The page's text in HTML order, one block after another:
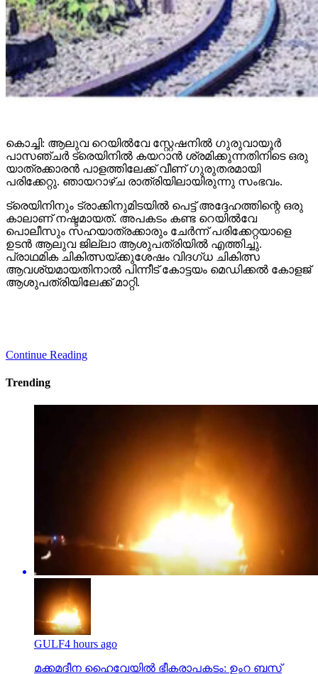
കൊച്ചി: ആലുവ റെയില്‍വേ സ്റ്റേഷനില്‍ ഗുരുവായൂര്‍
പാസഞ്ചര്‍ ട്രെയിനില്‍ കയറാന്‍ ശ്രമിക്കുന്നതിനിടെ ഒരു
യാത്രക്കാരന്‍ പാളത്തിലേക്ക് വീണ് ഗുരുതരമായി
പരിക്കേറ്റു. ഞായറാഴ്ച രാത്രിയിലായിരുന്നു സംഭവം.
ട്രെയിനിനും ട്രാക്കിനുമിടയില്‍ പെട്ട് അദ്ദേഹത്തിന്റെ ഒരു
കാലാണ് നഷ്ടമായത്. അപകടം കണ്ട റെയില്‍വേ
പൊലീസും സഹയാത്രക്കാരും ചേര്‍ന്ന് പരിക്കേറ്റയാളെ
ഉടന്‍ ആലുവ ജില്ലാ ആശുപത്രിയില്‍ എത്തിച്ചു.
പ്രാഥമിക ചികിത്സയ്ക്കുശേഷം വിദഗ്ധ ചികിത്സ
ആവശ്യമായതിനാല്‍ പിന്നീട് കോട്ടയം മെഡിക്കല്‍ കോളജ്
ആശുപത്രിയിലേക്ക് മാറ്റി.
Continue Reading
Trending
GULF4 hours ago
മക്കമദീന ഹൈവേയില്‍ ഭീകരാപകടം: ഉംറ ബസ്